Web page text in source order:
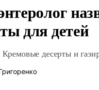
для детей
десерты и